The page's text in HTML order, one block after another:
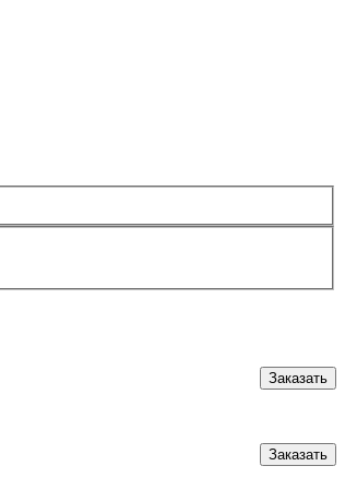
Заказать
Заказать